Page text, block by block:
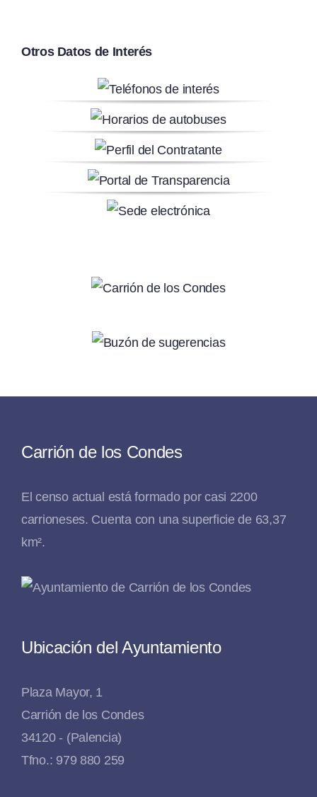
Otros Datos de Interés
Carrión de los Condes
El censo actual está formado por casi 2200
carrioneses. Cuenta con una superficie de 63,37
km².
Ubicación del Ayuntamiento
Plaza Mayor, 1
Carrión de los Condes
34120 - (Palencia)
Tfno.: 979 880 259